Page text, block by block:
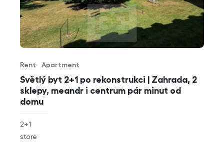
Světlý byt 2+1 po rekonstrukci | Zahrada, 2
sklepy, meandr i centrum pár minut od
domu
Offer type
Rent
Property type
Apartment
rozměry
disposition
2+1
funkce
store